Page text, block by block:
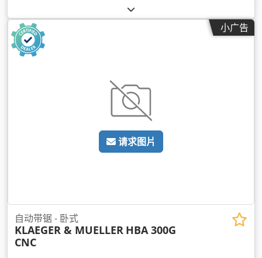
小广告
请求图片
自动带锯 - 卧式
KLAEGER & MUELLER HBA 300G
CNC